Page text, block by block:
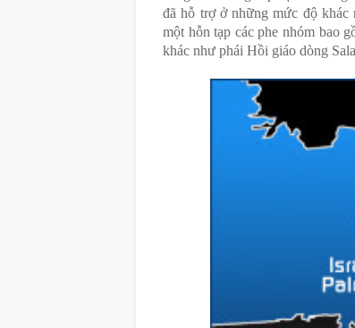
đã hỗ trợ ở những mức độ
một hỗn tạp các phe nhóm bao
khác như phái Hồi giáo dòng